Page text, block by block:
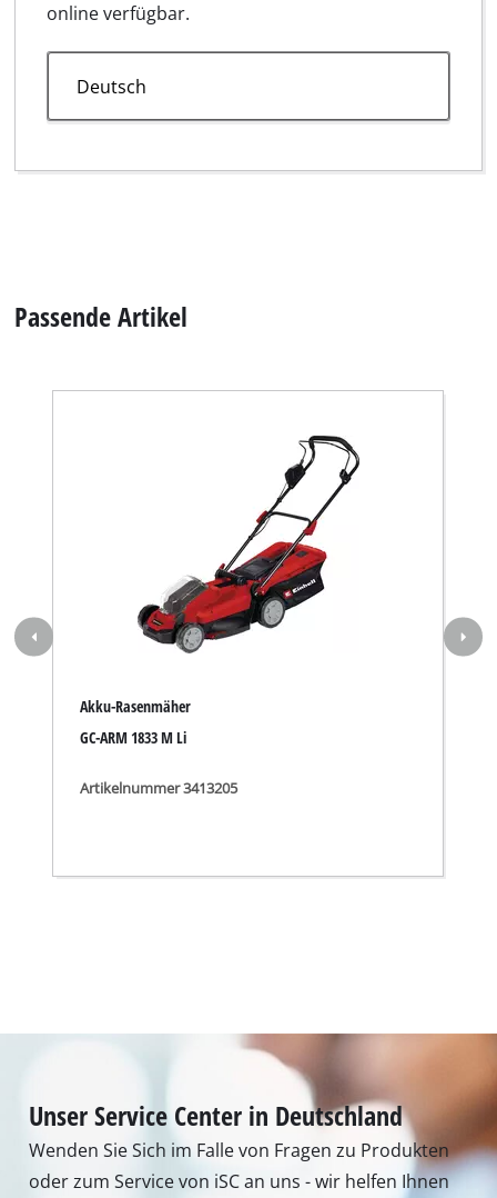
online verfügbar.
Passende Artikel
Akku-Rasenmäher
GC-ARM 1833 M Li
Artikelnummer 3413205
Unser Service Center in Deutschland
Wenden Sie Sich im Falle von Fragen zu Produkten
oder zum Service von iSC an uns - wir helfen Ihnen